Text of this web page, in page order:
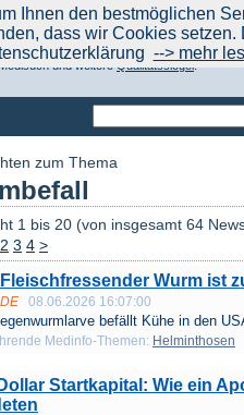
Aktuelle Nachrichten|
Finden Sie schon?
für Gesundheitsthemen
und weitereQualitätssiegel.
zum Thema
1 bis 20 (von insgesamt 64
2 3 4 >
Wurm ist
08.06.2026 16:07:00
befällt Kühe in den
Medinfo-Themen: Helminthosen
Startkapital: Wie ein
Ihnen den bestmöglichen
dass wir Cookies
--> mehr